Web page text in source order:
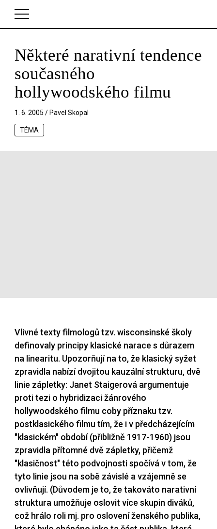
V košíku zatím nemáte žádné položky.
Některé narativní tendence
současného
hollywoodského filmu
1. 6. 2005 / Pavel Skopal
TÉMA
Vlivné texty filmologů tzv. wisconsinské školy
definovaly principy klasické narace s důrazem
na linearitu. Upozorňují na to, že klasický syžet
zpravidla nabízí dvojitou kauzální strukturu, dvě
linie zápletky: Janet Staigerová argumentuje
proti tezi o hybridizaci žánrového
hollywoodského filmu coby příznaku tzv.
postklasického filmu tím, že i v předcházejícím
"klasickém" období (přibližně 1917-1960) jsou
zpravidla přítomné dvě zápletky, přičemž
"klasičnost" této podvojnosti spočívá v tom, že
tyto linie jsou na sobě závislé a vzájemně se
ovlivňují. (Důvodem je to, že takováto narativní
struktura umožňuje oslovit více skupin diváků,
což hrálo roli mj. pro oslovení ženského publika,